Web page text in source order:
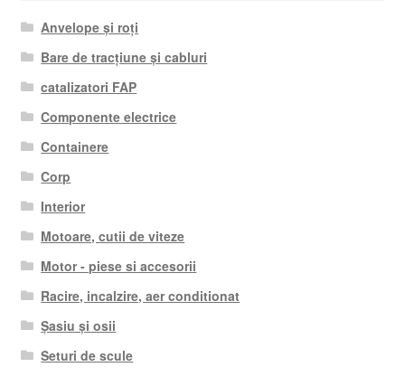
Anvelope și roți
Bare de tracțiune și cabluri
catalizatori FAP
Componente electrice
Containere
Corp
Interior
Motoare, cutii de viteze
Motor - piese si accesorii
Racire, incalzire, aer conditionat
Șasiu și osii
Seturi de scule